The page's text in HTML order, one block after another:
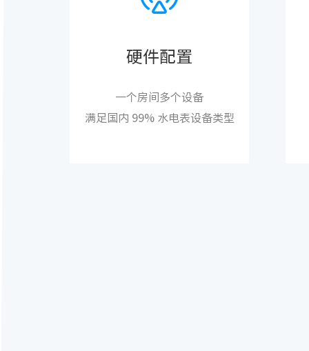
硬件配置
一个房间多个设备
满足国内 99% 水电表设备类型